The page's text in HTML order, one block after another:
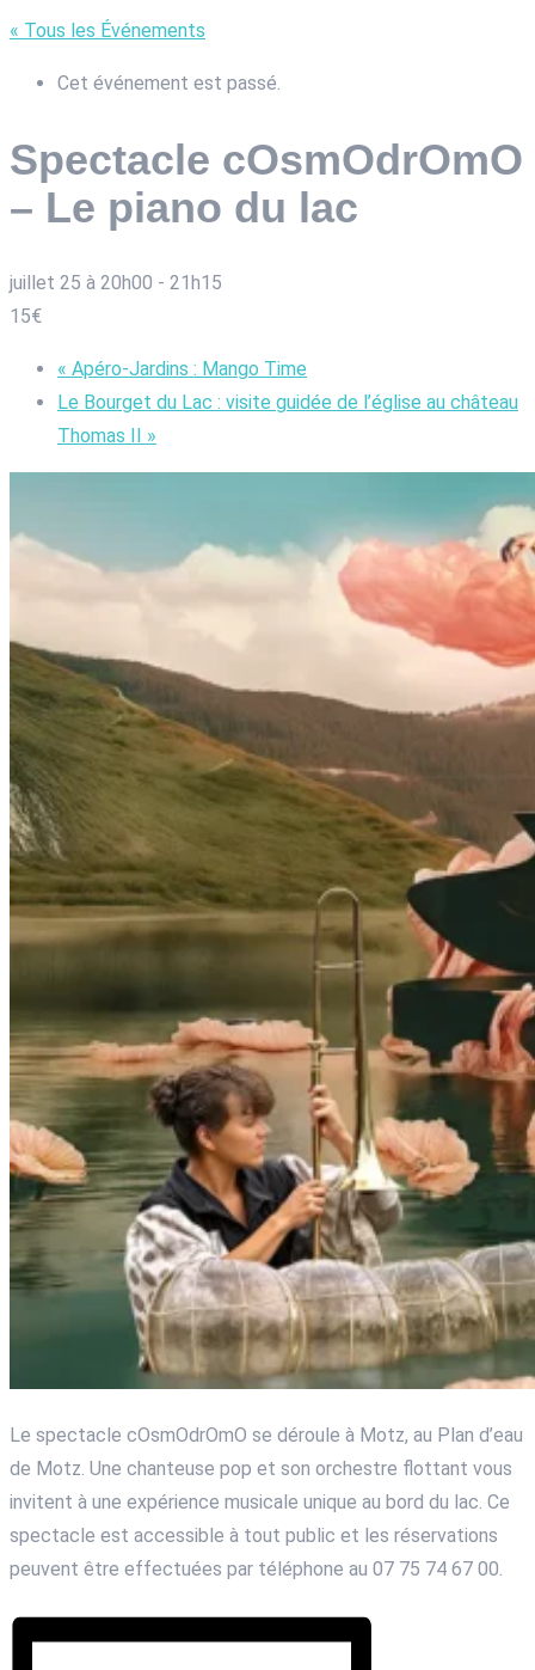
« Tous les Événements
Cet événement est passé.
Spectacle cOsmOdrOmO
– Le piano du lac
juillet 25 à 20h00 - 21h15
15€
« Apéro-Jardins : Mango Time
Le Bourget du Lac : visite guidée de l’église au château
Thomas II »
Le spectacle cOsmOdrOmO se déroule à Motz, au Plan d’eau
de Motz. Une chanteuse pop et son orchestre flottant vous
invitent à une expérience musicale unique au bord du lac. Ce
spectacle est accessible à tout public et les réservations
peuvent être effectuées par téléphone au 07 75 74 67 00.